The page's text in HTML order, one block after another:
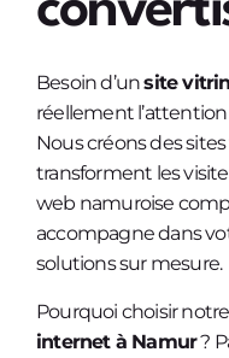
Besoin d’unsite
réellement
Nous créons des
transforment les
web namuroise
accompagne dans
solutions sur mesure.
Pourquoi choisir
internet à Namur?